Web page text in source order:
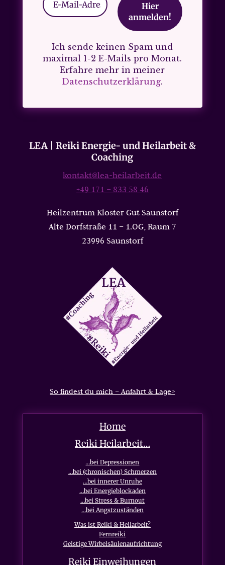
Ich sende keinen Spam und
maximal 1-2 E-Mails pro Monat.
Erfahre mehr in meiner
Datenschutzerklärung.
LEA | Reiki Energie- und Heilarbeit &
Coaching
kontakt@lea-heilarbeit.de
+49 171 – 833 58 46
Heilzentrum Kloster Gut Saunstorf
Alte Dorfstraße 11 – 1.OG, Raum 7
23996 Saunstorf
So findest du mich – Anfahrt & Lage>
Home
Reiki Heilarbeit…
…bei Depressionen
…bei (chronischen) Schmerzen
…bei innerer Unruhe
…bei Energieblockaden
…bei Stress & Burnout
…bei Angstzuständen
Was ist Reiki & Heilarbeit?
Fernreiki
Geistige Wirbelsäulenaufrichtung
Reiki Einweihungen